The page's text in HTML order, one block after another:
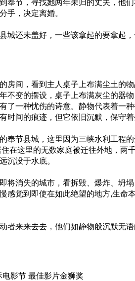
奉节，寻找她两年未归的丈夫，他
手，决定离婚。
城还未盖好，一些该拿起的要拿起
房间，看到主人桌子上布满尘土的
不变的摆设，桌子上布满灰尘的器
了一种忧伤的诗意。静物代表着一
时间的痕迹，但它依旧沉默，保守
奉节县城，这里因为三峡水利工程
在这里的无数家庭被迁往外地，两
沉没于水底。
将消失的城市，看拆毁、爆炸、坍
感觉到即使在如此绝望的地方,生命
者来来去去，他们如静物般沉默无
影节 最佳影片金狮奖